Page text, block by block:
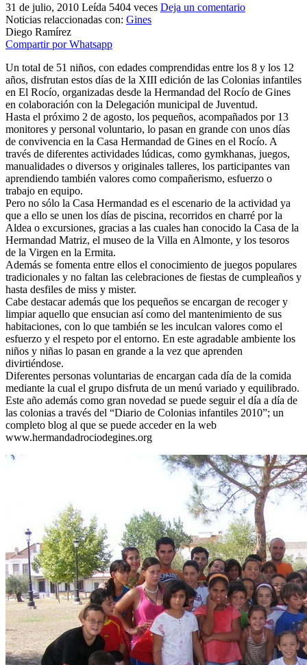
31 de julio, 2010 Leída 5404 veces Deja un comentario
Noticias relaccionadas con: Gines
Diego Ramírez
Compartir por Whatsapp
Un total de 51 niños, con edades comprendidas entre los 8 y los 12
años, disfrutan estos días de la XIII edición de las Colonias infantiles
en El Rocío, organizadas desde la Hermandad del Rocío de Gines
en colaboración con la Delegación municipal de Juventud.
Hasta el próximo 2 de agosto, los pequeños, acompañados por 13
monitores y personal voluntario, lo pasan en grande con unos días
de convivencia en la Casa Hermandad de Gines en el Rocío. A
través de diferentes actividades lúdicas, como gymkhanas, juegos,
manualidades o diversos y originales talleres, los participantes van
aprendiendo también valores como compañerismo, esfuerzo o
trabajo en equipo.
Pero no sólo la Casa Hermandad es el escenario de la actividad ya
que a ello se unen los días de piscina, recorridos en charré por la
Aldea o excursiones, gracias a las cuales han conocido la Casa de la
Hermandad Matriz, el museo de la Villa en Almonte, y los tesoros
de la Virgen en la Ermita.
Además se fomenta entre ellos el conocimiento de juegos populares
tradicionales y no faltan las celebraciones de fiestas de cumpleaños y
hasta desfiles de miss y mister.
Cabe destacar además que los pequeños se encargan de recoger y
limpiar aquello que ensucian así como del mantenimiento de sus
habitaciones, con lo que también se les inculcan valores como el
esfuerzo y el respeto por el entorno. En este agradable ambiente los
niños y niñas lo pasan en grande a la vez que aprenden
divirtiéndose.
Diferentes personas voluntarias de encargan cada día de la comida
mediante la cual el grupo disfruta de un menú variado y equilibrado.
Este año además como gran novedad se puede seguir el día a día de
las colonias a través del “Diario de Colonias infantiles 2010”; un
completo blog al que se puede acceder en la web
www.hermandadrociodegines.org